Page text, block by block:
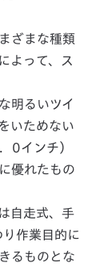
ざまな種類
よって、ス
明るいツイ
いためない
0インチ）
優れたもの
自走式、手
作業目的に
るものとな